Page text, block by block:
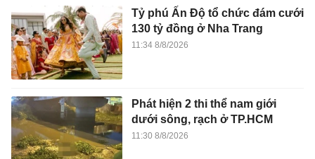
Tỷ phú Ấn Độ tổ chức đám cưới
130 tỷ đồng ở Nha Trang
11:34 8/8/2026
Phát hiện 2 thi thể nam giới
dưới sông, rạch ở TP.HCM
11:30 8/8/2026